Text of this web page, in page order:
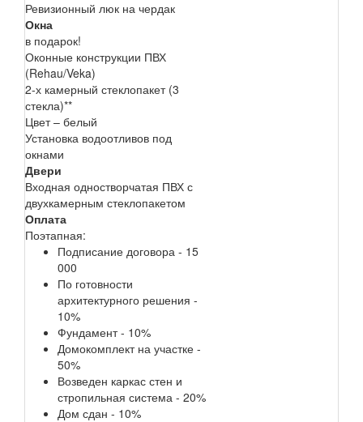
Ревизионный люк на чердак
Окна
в подарок!
Оконные конструкции ПВХ
(Rehau/Veka)
2-х камерный стеклопакет (3
стекла)**
Цвет – белый
Установка водоотливов под
окнами
Двери
Входная одностворчатая ПВХ с
двухкамерным стеклопакетом
Оплата
Поэтапная:
Подписание договора - 15
000
По готовности
архитектурного решения -
10%
Фундамент - 10%
Домокомплект на участке -
50%
Возведен каркас стен и
стропильная система - 20%
Дом сдан - 10%